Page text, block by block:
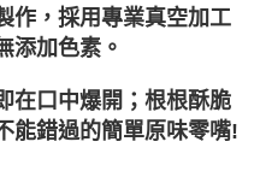
support/home
料，並將交易相關給付款項請求債
網址：
作，採用專業真空加工
添加色素。
在口中爆開；根根酥脆
能錯過的簡單原味零嘴!